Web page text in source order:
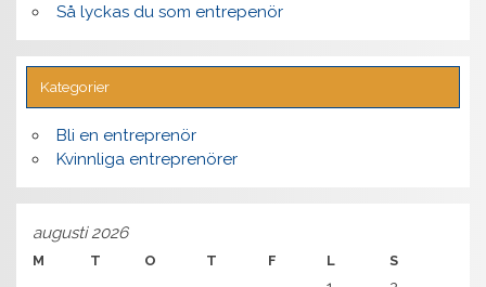
Så lyckas du som entrepenör
Kategorier
Bli en entreprenör
Kvinnliga entreprenörer
augusti 2026
M T O T F L S